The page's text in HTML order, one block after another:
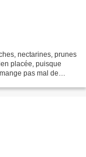
nectarines, prunes
placée, puisque
pas mal de